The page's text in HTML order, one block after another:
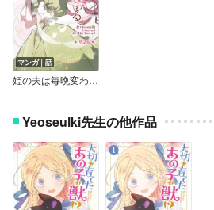
マンガ｜話
姫の夫は毎晩変わる 【単話版】
Yeoseulki先生の他作品